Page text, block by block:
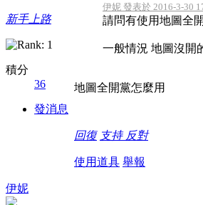
新手上路
積分
36
發消息
伊妮 發表於 2016-3-30
請問有使用地圖全
一般情況 地圖沒開
地圖全開黨怎麼用
回復 支持 反對
使用道具 舉報
伊妮